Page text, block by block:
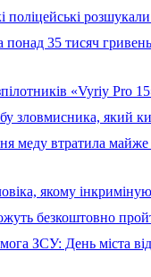
поліцейські розшукали
35 тисяч
«Vyriy Pro
зловмисника, який
меду втратила майже
якому
безкоштовно
ЗСУ: День міста